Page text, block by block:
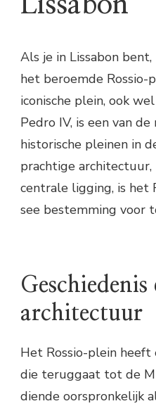
Als je in Lissabon
het beroemde
iconische plein, ook
Pedro IV, is een van
historische pleinen in
prachtige
centrale ligging, is het
see bestemming voor
Geschiedenis
architectuur
Het Rossio-plein heeft
die teruggaat tot de
diende oorspronkelijk